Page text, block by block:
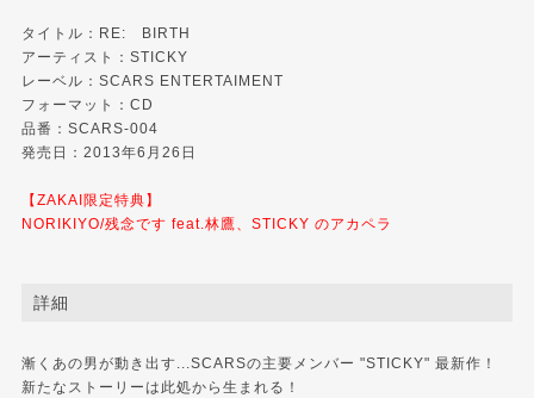
タイトル：RE: BIRTH
アーティスト：STICKY
レーベル： SCARS ENTERTAIMENT
フォーマット：CD
品番：SCARS-004
発売日：2013年6月26日
【ZAKAI限定特典】
NORIKIYO/残念です feat.林鷹、STICKY のアカペラ
詳細
漸くあの男が動き出す...SCARSの主要メンバー "STICKY" 最新作！
新たなストーリーは此処から生まれる！